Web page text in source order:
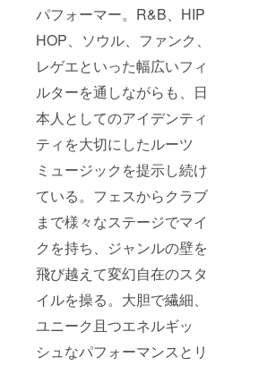
パフォーマー。R&B、HIP
HOP、ソウル、ファンク、
レゲエといった幅広いフィ
ルターを通しながらも、日
本人としてのアイデンティ
ティを大切にしたルーツ
ミュージックを提示し続け
ている。フェスからクラブ
まで様々なステージでマイ
クを持ち、ジャンルの壁を
飛び越えて変幻自在のスタ
イルを操る。大胆で繊細、
ユニーク且つエネルギッ
シュなパフォーマンスとリ